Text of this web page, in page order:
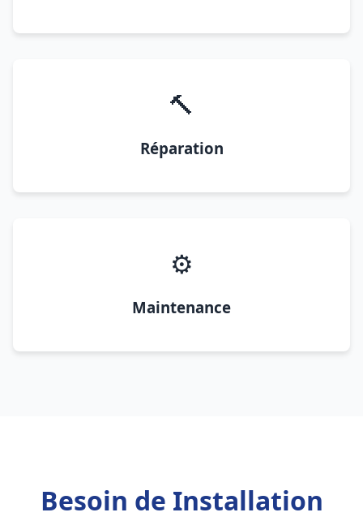
🔨
Réparation
⚙️
Maintenance
Besoin de Installation